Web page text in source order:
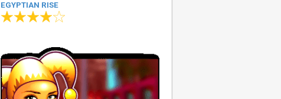
EGYPTIAN RISE